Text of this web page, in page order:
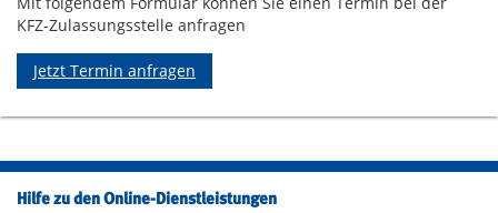
KFZ-Zulassungsstelle anfragen
Jetzt Termin anfragen
Hilfe zu den Online-Dienstleistungen